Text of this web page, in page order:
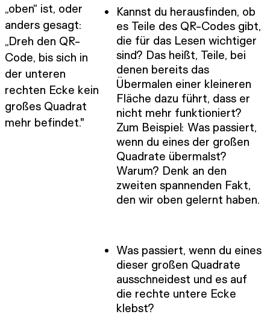
„oben“ ist, oder
anders gesagt:
„Dreh den QR-
Code, bis sich in
der unteren
rechten Ecke kein
großes Quadrat
mehr befindet."
Kannst du herausfinden, ob
es Teile des QR-Codes gibt,
die für das Lesen wichtiger
sind? Das heißt, Teile, bei
denen bereits das
Übermalen einer kleineren
Fläche dazu führt, dass er
nicht mehr funktioniert?
Zum Beispiel: Was passiert,
wenn du eines der großen
Quadrate übermalst?
Warum? Denk an den
zweiten spannenden Fakt,
den wir oben gelernt haben.
Was passiert, wenn du eines
dieser großen Quadrate
ausschneidest und es auf
die rechte untere Ecke
klebst?